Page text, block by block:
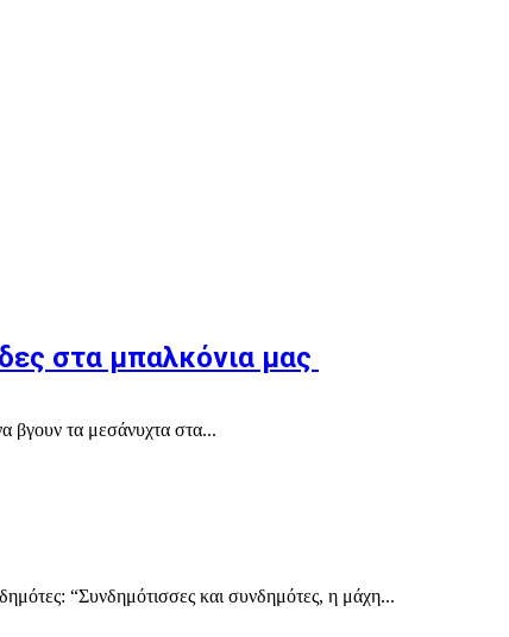
στα μπαλκόνια μας
βγουν τα μεσάνυχτα στα...
“Συνδημότισσες και συνδημότες, η μάχη...